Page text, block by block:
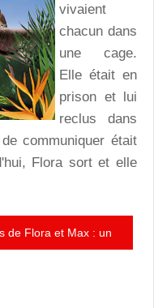
vivaient
chacun dans
une cage.
Elle était en
prison et lui
reclus dans
communiquer était
Flora sort et elle
de Flora et Max : un